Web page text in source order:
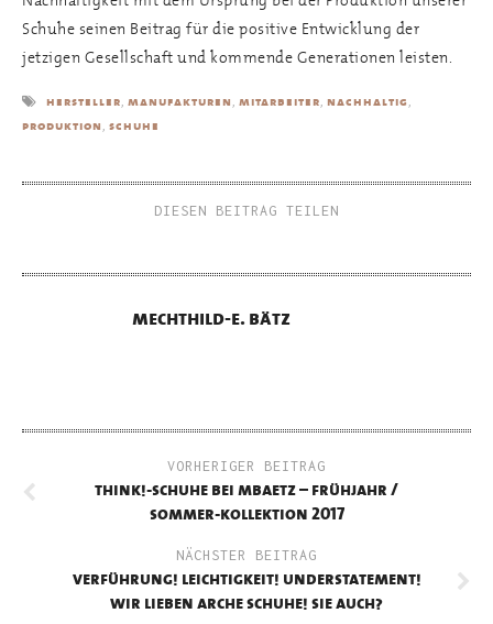
Schuhe seinen Beitrag für die positive Entwicklung der
jetzigen Gesellschaft und kommende Generationen leisten.
hersteller, manufakturen , mitarbeiter, nachhaltig ,
produktion , schuhe
DIESEN BEITRAG TEILEN
mechthild-e. bätz
VORHERIGER BEITRAG
think!-schuhe bei mbaetz – frühjahr /
sommer-kollektion 2017
NÄCHSTER BEITRAG
verführung! leichtigkeit! understatement!
wir lieben arche schuhe! sie auch?